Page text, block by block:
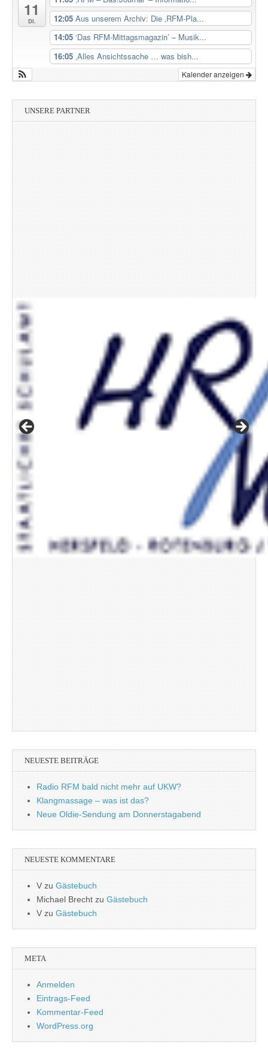
11
Di.
12:05 Aus unserem Archiv: Die ‚RFM-Pla...
14:05 ‘Das RFM-Mittagsmagazin’ – Musik...
16:05 ‚Alles Ansichtssache … was bish...
Kalender anzeigen
UNSERE PARTNER
NEUESTE BEITRÄGE
Radio RFM bald nicht mehr auf UKW?
Klangmassage – was ist das?
Neue Oldie-Sendung am Donnerstagabend
NEUESTE KOMMENTARE
V zu Gästebuch
Michael Brecht zu Gästebuch
Vzu Gästebuch
META
Anmelden
Eintrags-Feed
Kommentar-Feed
WordPress.org